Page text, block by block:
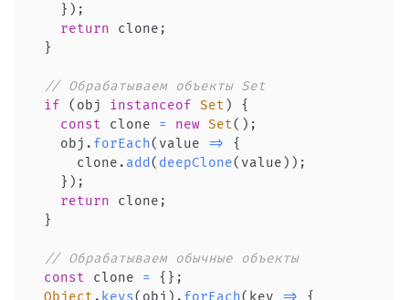
} ) ;
return clone ;
}
// Обрабатываем объекты Set
if
( obj instanceof Set )
{
const clone = new Set( ) ;
    obj
. forEach( value =>
{
      clone
. add ( deepClone( value ) ) ;
} ) ;
return clone ;
}
// Обрабатываем обычные объекты
const clone = { } ;
Object . keys( obj ) . forEach( key =>
{